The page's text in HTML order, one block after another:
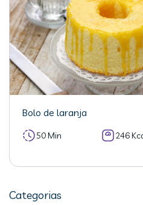
Bolo de laranja
50 Min 246
Categorias